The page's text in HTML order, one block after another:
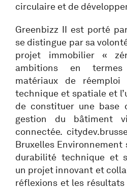
circulaire et de
Greenbizz II est porté
se distingue par sa
projet immobilier «
ambitions en
matériaux de
technique et spatiale et
de constituer une base
gestion du bâtiment
connectée.
Bruxelles
durabilité technique et
un projet innovant et
réflexions et les